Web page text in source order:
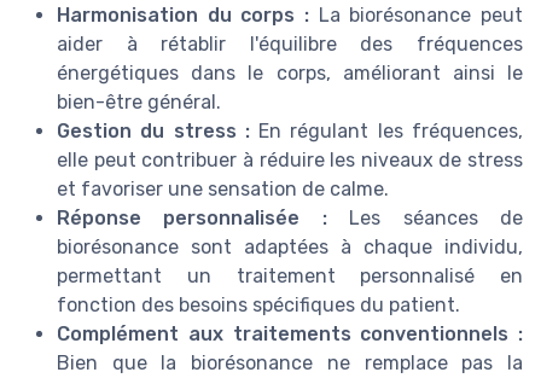
Harmonisation du corps : La biorésonance peut
aider à rétablir l'équilibre des fréquences
énergétiques dans le corps, améliorant ainsi le
bien-être général.
Gestion du stress :En régulant les fréquences,
elle peut contribuer à réduire les niveaux de stress
et favoriser une sensation de calme.
Réponse personnalisée :Les séances de
biorésonance sont adaptées à chaque individu,
permettant un traitement personnalisé en
fonction des besoins spécifiques du patient.
Complément aux traitements conventionnels :
Bien que la biorésonance ne remplace pas la